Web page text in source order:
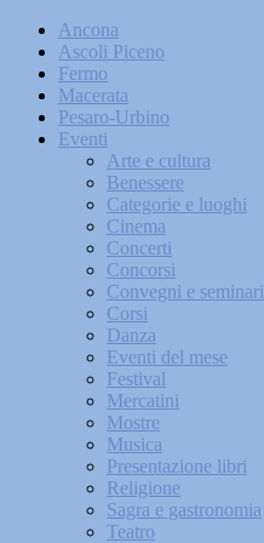
Ancona
Ascoli Piceno
Fermo
Macerata
Pesaro-Urbino
Eventi
Arte e cultura
Benessere
Categorie e luoghi
Cinema
Concerti
Concorsi
Convegni e seminari
Corsi
Danza
Eventi del mese
Festival
Mercatini
Mostre
Musica
Presentazione libri
Religione
Sagra e gastronomia
Teatro